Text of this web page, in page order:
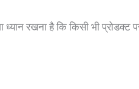
रखना है कि किसी भी प्रोडक्ट